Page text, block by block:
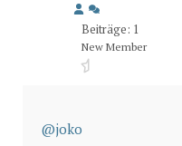
Beiträge: 1
New Member
@joko